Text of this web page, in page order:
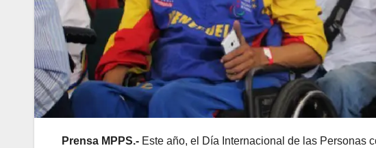
Prensa MPPS.- Este año, el Día Internacional de las Personas